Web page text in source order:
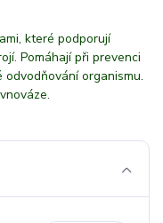
které podporují
Pomáhají při prevenci
organismu.